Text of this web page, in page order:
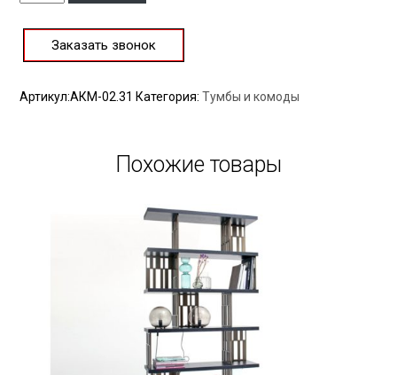
Заказать звонок
Артикул:АКМ-02.31 Категория: Тумбы и комоды
Похожие товары